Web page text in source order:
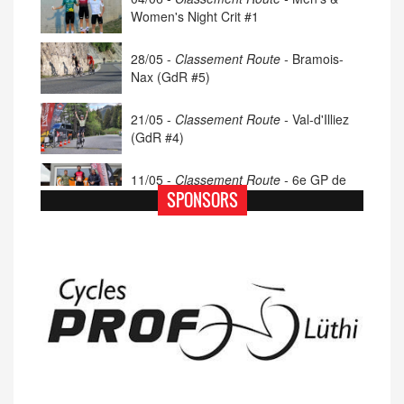
Women's Night Crit #1
28/05 - Classement Route - Bramois-
Nax (GdR #5)
21/05 - Classement Route - Val-d'Illiez
(GdR #4)
11/05 - Classement Route - 6e GP de
Porsel (TdC #4)
Classement Route -
Moléson (TdC #3)
Photos -
Les photos du 5e GP
SPONSORS